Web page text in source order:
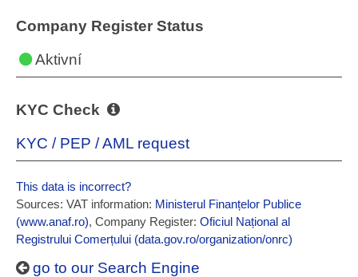
Company Register Status
Aktivní
KYC Check
KYC / PEP / AML request
This data is incorrect?
Sources: VAT information: Ministerul Finanțelor Publice
(www.anaf.ro), Company Register: Oficiul Național al
Registrului Comerțului (data.gov.ro/organization/onrc)
go to our Search Engine